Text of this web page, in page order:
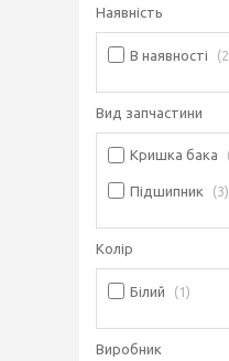
Наявність
В наявності 2
Вид запчастини
Кришка бака
Підшипник 3
Колір
Білий 1
Виробник